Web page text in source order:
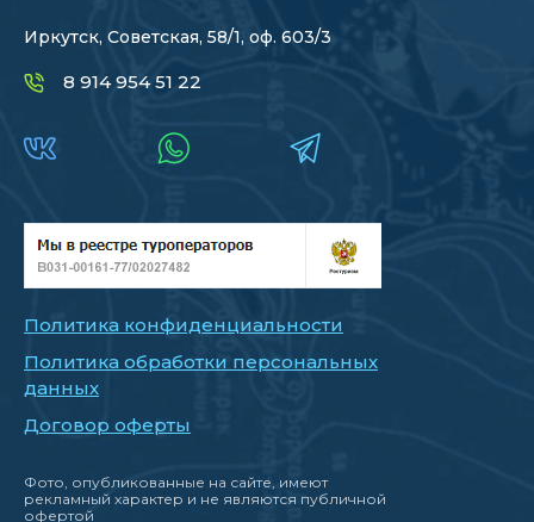
Иркутск, Советская, 58/1, оф. 603/3
8 914 954 51 22
Политика конфиденциальности
Политика обработки персональных
данных
Договор оферты
Фото, опубликованные на сайте, имеют
рекламный характер и не являются публичной
офертой